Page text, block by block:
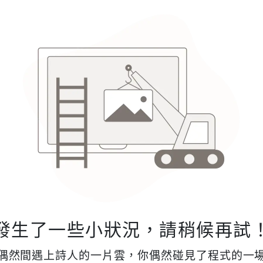
生了一些小狀況，請稍候再試！
然間遇上詩人的一片雲，你偶然碰見了程式的一